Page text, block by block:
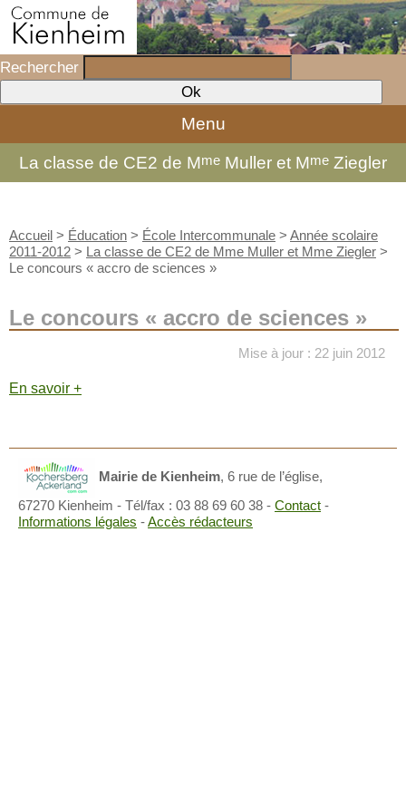
Rechercher
Menu
La classe de CE2 de Mme Muller et Mme Ziegler
Accueil > Éducation > École Intercommunale > Année scolaire
2011-2012 > La classe de CE2 de Mme Muller et Mme Ziegler >
Le concours « accro de sciences »
Le concours « accro de sciences »
Mise à jour : 22 juin 2012
En savoir +
Mairie de Kienheim, 6 rue de l’église,
67270 Kienheim - Tél/fax : 03 88 69 60 38 - Contact -
Informations légales -Accès rédacteurs